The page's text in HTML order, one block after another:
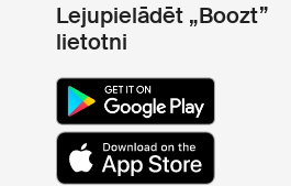
Lejupielādēt „Boozt”
lietotni